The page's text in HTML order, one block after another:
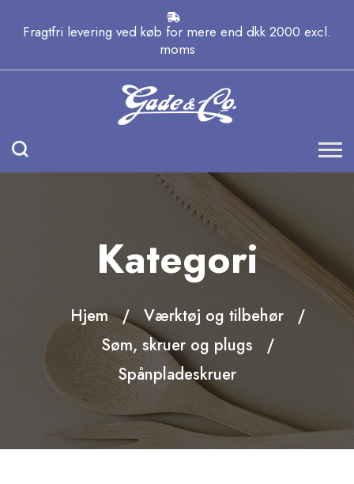
Fragtfri levering ved køb for mere end dkk 2000 excl.
moms
Kategori
Hjem
Værktøj og tilbehør
Søm, skruer og plugs
Spånpladeskruer